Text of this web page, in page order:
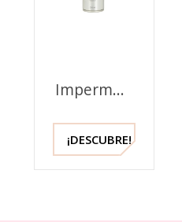
Impermeabilizante
250 ml
¡DESCUBRE!